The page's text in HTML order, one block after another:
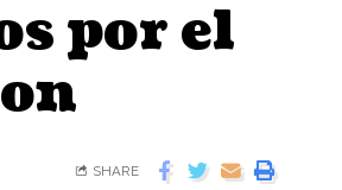
por el
SHARE